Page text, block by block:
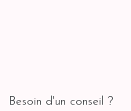
Besoin d'un conseil ?